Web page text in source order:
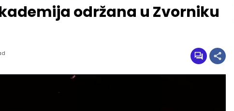
održana u Zvorniku